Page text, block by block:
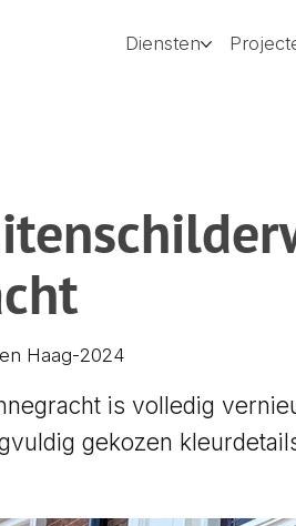
Diensten
Haag 2024
-
is volledig
gekozen